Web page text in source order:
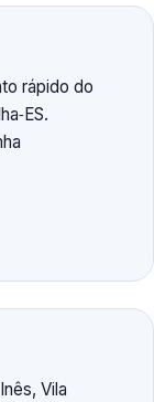
rápido do
Vila